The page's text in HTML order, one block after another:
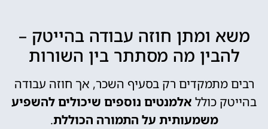
משא ומתן חוזה עבודה בהייטק –
להבין מה מסתתר בין השורות
רבים מתמקדים רק בסעיף השכר, אך חוזה עבודה
בהייטק כולל אלמנטים נוספים שיכולים להשפיע
משמעותית על התמורה הכוללת.